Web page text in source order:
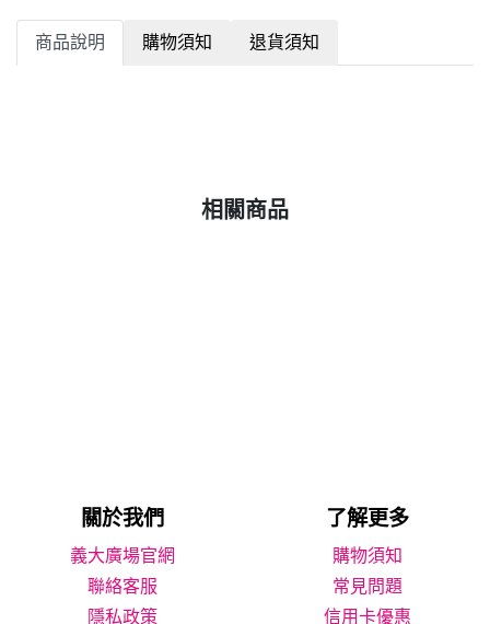
商品說明 購物須知 退貨須知
相關商品
關於我們 了解更多
義大廣場官網
購物須知
聯絡客服
常見問題
隱私政策
信用卡優惠